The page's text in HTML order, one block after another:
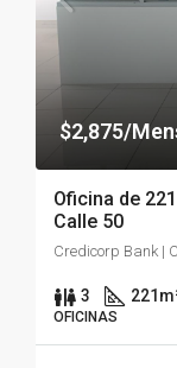
$2,875/
Oficina de
Calle 50
Credicorp Bank |
3 221
OFICINAS